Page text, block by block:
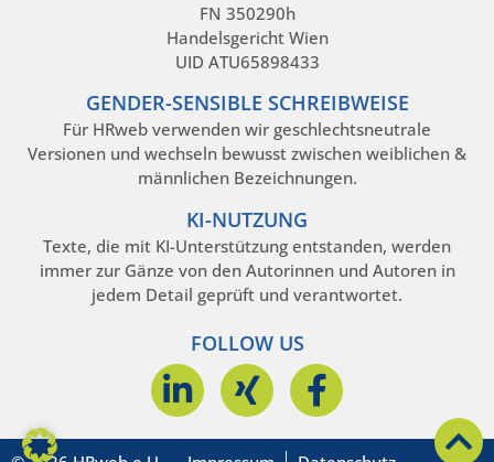
FN 350290h
Handelsgericht Wien
UID ATU65898433
GENDER-SENSIBLE SCHREIBWEISE
Für HRweb verwenden wir geschlechtsneutrale
Versionen und wechseln bewusst zwischen weiblichen &
männlichen Bezeichnungen.
KI-NUTZUNG
Texte, die mit KI-Unterstützung entstanden, werden
immer zur Gänze von den Autorinnen und Autoren in
jedem Detail geprüft und verantwortet.
FOLLOW US